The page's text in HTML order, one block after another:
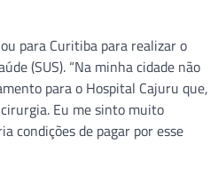
para Curitiba para realizar o
(SUS). “Na minha cidade não
para o Hospital Cajuru que,
Eu me sinto muito
condições de pagar por esse